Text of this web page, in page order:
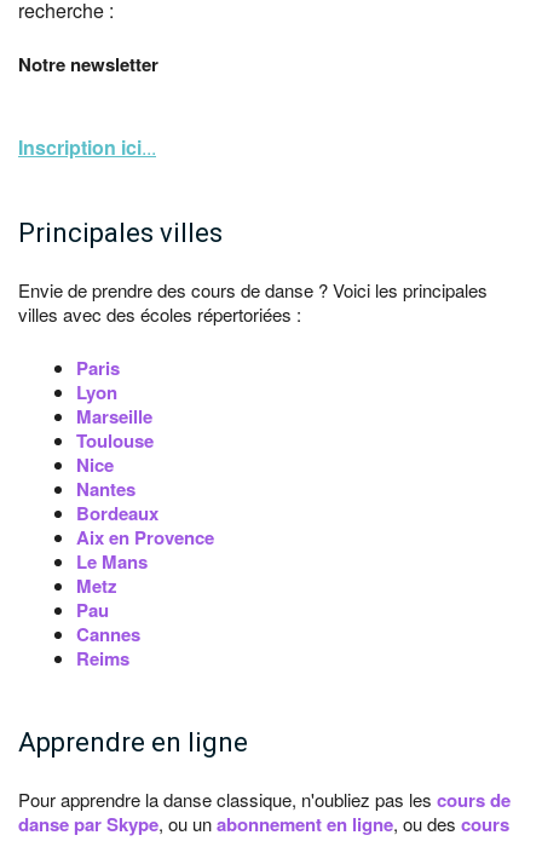
recherche :
Notre newsletter
Inscription ici...
Principales villes
Envie de prendre des cours de danse ? Voici les principales
villes avec des écoles répertoriées :
Paris
Lyon
Marseille
Toulouse
Nice
Nantes
Bordeaux
Aix en Provence
Le Mans
Metz
Pau
Cannes
Reims
Apprendre en ligne
Pour apprendre la danse classique, n'oubliez pas les cours de
danse par Skype, ou unabonnement en ligne, ou des cours